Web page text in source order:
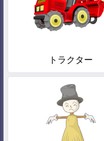
トラクター